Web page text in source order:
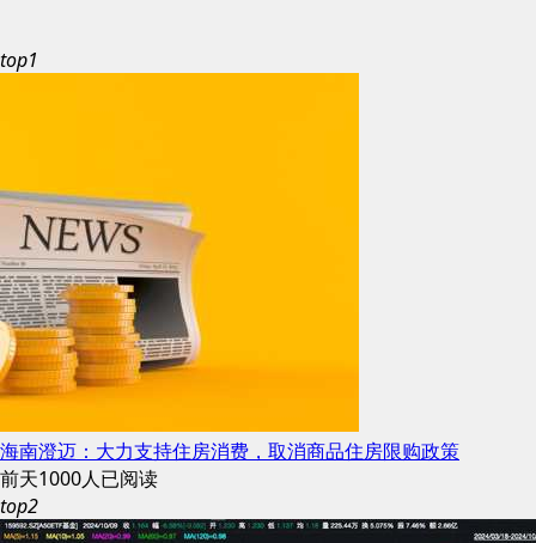
top1
海南澄迈：大力支持住房消费，取消商品住房限购政策
前天1000人已阅读
top2